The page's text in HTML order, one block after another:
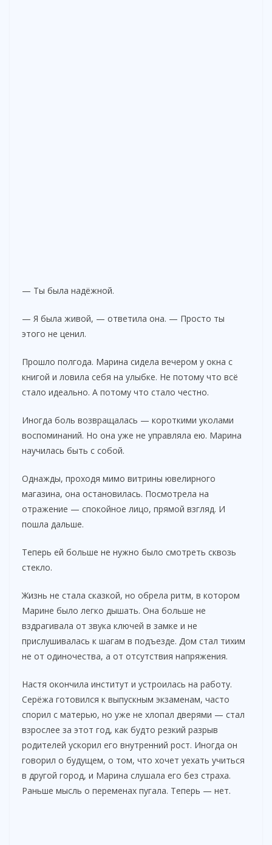
— Ты была надёжной.
— Я была живой, — ответила она. — Просто ты
этого не ценил.
Прошло полгода. Марина сидела вечером у окна с
книгой и ловила себя на улыбке. Не потому что всё
стало идеально. А потому что стало честно.
Иногда боль возвращалась — короткими уколами
воспоминаний. Но она уже не управляла ею. Марина
научилась быть с собой.
Однажды, проходя мимо витрины ювелирного
магазина, она остановилась. Посмотрела на
отражение — спокойное лицо, прямой взгляд. И
пошла дальше.
Теперь ей больше не нужно было смотреть сквозь
стекло.
Жизнь не стала сказкой, но обрела ритм, в котором
Марине было легко дышать. Она больше не
вздрагивала от звука ключей в замке и не
прислушивалась к шагам в подъезде. Дом стал тихим
не от одиночества, а от отсутствия напряжения.
Настя окончила институт и устроилась на работу.
Серёжа готовился к выпускным экзаменам, часто
спорил с матерью, но уже не хлопал дверями — стал
взрослее за этот год, как будто резкий разрыв
родителей ускорил его внутренний рост. Иногда он
говорил о будущем, о том, что хочет уехать учиться
в другой город, и Марина слушала его без страха.
Раньше мысль о переменах пугала. Теперь — нет.